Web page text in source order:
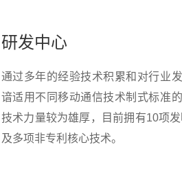
研发中心
通过多年的经验技术积累和对行业
谙适用不同移动通信技术制式标准
技术力量较为雄厚，目前拥有10项
及多项非专利核心技术。